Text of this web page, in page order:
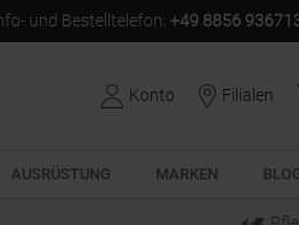
und Bestelltelefon: +49 8856
Konto Filialen
AUSRÜSTUNG MARKEN